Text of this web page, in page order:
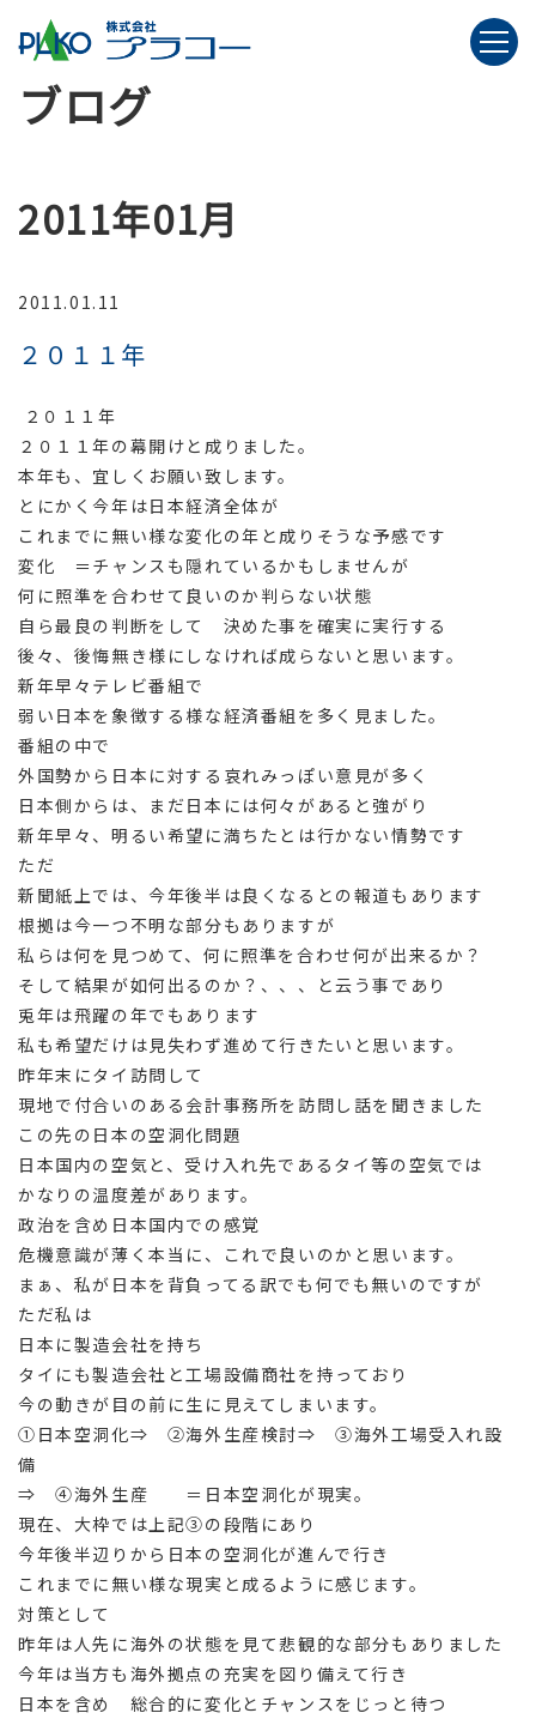
ブログ
2011年01月
2011.01.11
２０１１年
２０１１年
２０１１年の幕開けと成りました。
本年も、宜しくお願い致します。
とにかく今年は日本経済全体が
これまでに無い様な変化の年と成りそうな予感です
変化 ＝チャンスも隠れているかもしませんが
何に照準を合わせて良いのか判らない状態
自ら最良の判断をして 決めた事を確実に実行する
後々、後悔無き様にしなければ成らないと思います。
新年早々テレビ番組で
弱い日本を象徴する様な経済番組を多く見ました。
番組の中で
外国勢から日本に対する哀れみっぽい意見が多く
日本側からは、まだ日本には何々があると強がり
新年早々、明るい希望に満ちたとは行かない情勢です
ただ
新聞紙上では、今年後半は良くなるとの報道もあります
根拠は今一つ不明な部分もありますが
私らは何を見つめて、何に照準を合わせ何が出来るか？
そして結果が如何出るのか？、、、と云う事であり
兎年は飛躍の年でもあります
私も希望だけは見失わず進めて行きたいと思います。
昨年末にタイ訪問して
現地で付合いのある会計事務所を訪問し話を聞きました
この先の日本の空洞化問題
日本国内の空気と、受け入れ先であるタイ等の空気では
かなりの温度差があります。
政治を含め日本国内での感覚
危機意識が薄く本当に、これで良いのかと思います。
まぁ、私が日本を背負ってる訳でも何でも無いのですが
ただ私は
日本に製造会社を持ち
タイにも製造会社と工場設備商社を持っており
今の動きが目の前に生に見えてしまいます。
①日本空洞化⇒ ②海外生産検討⇒ ③海外工場受入れ設
備
⇒ ④海外生産 ＝日本空洞化が現実。
現在、大枠では上記③の段階にあり
今年後半辺りから日本の空洞化が進んで行き
これまでに無い様な現実と成るように感じます。
対策として
昨年は人先に海外の状態を見て悲観的な部分もありました
今年は当方も海外拠点の充実を図り備えて行き
日本を含め 総合的に変化とチャンスをじっと待つ